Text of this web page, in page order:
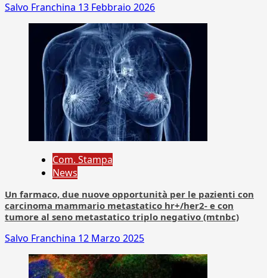
Salvo Franchina 13 Febbraio 2026
Com. Stampa
News
Un farmaco, due nuove opportunità per le pazienti con
carcinoma mammario metastatico hr+/her2- e con
tumore al seno metastatico triplo negativo (mtnbc)
Salvo Franchina 12 Marzo 2025